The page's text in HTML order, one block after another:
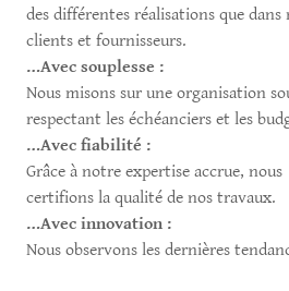
des différentes réalisations que
clients et fournisseurs.
…Avec souplesse :
Nous misons sur une organisation
respectant les échéanciers et les
…Avec fiabilité :
Grâce à notre expertise accrue, nous
certifions la qualité de nos travaux.
…Avec innovation :
Nous observons les dernières